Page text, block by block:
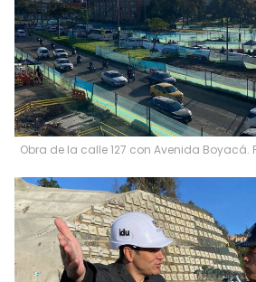
Obra de la calle 127 con Avenida Boyacá.